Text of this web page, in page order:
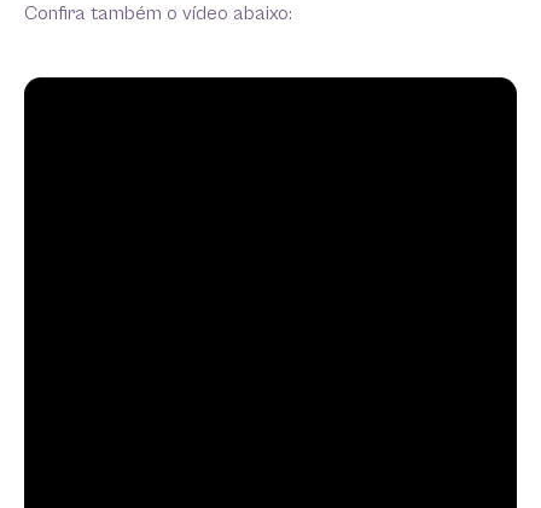
Confira também o vídeo abaixo: